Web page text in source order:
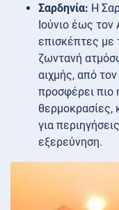
Σαρδηνία: Η
Ιούνιο έως
επισκέπτες με
ζωντανή
αιχμής, από
προσφέρει πιο
θερμοκρασίες,
για
εξερεύνηση.